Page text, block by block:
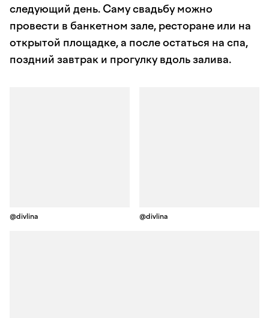
следующий день. Саму свадьбу можно
провести в банкетном зале, ресторане или на
открытой площадке, а после остаться на спа,
поздний завтрак и прогулку вдоль залива.
@divlina @divlina